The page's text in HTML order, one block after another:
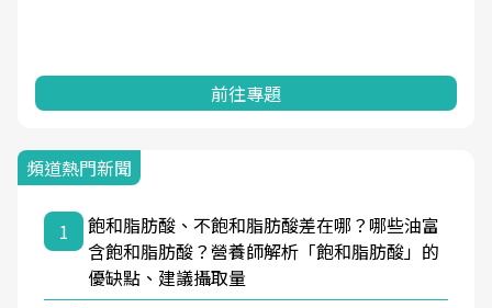
前往專題
頻道熱門新聞
1
飽和脂肪酸、不飽和脂肪酸差在哪？哪些油富
含飽和脂肪酸？營養師解析「飽和脂肪酸」的
優缺點、建議攝取量